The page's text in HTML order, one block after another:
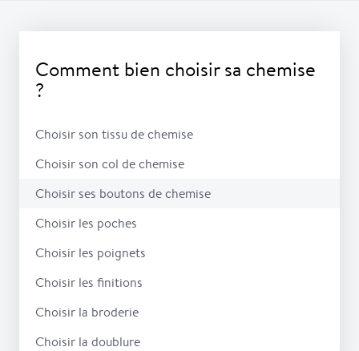
Comment bien choisir sa chemise
?
Choisir son tissu de chemise
Choisir son col de chemise
Choisir ses boutons de chemise
Choisir les poches
Choisir les poignets
Choisir les finitions
Choisir la broderie
Choisir la doublure